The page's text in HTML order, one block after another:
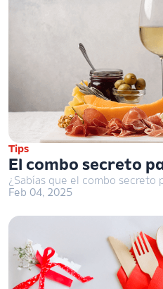
Tips
El combo secreto
Feb 04, 2025